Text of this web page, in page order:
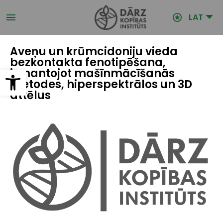
Open toolbar
uz
galveno LAT
Aveņu un krūmcidoniju vieda
bezkontakta fenotipēšana,
izmantojot mašīnmācīšanās
metodes, hiperspektrālos un 3D
attēlus